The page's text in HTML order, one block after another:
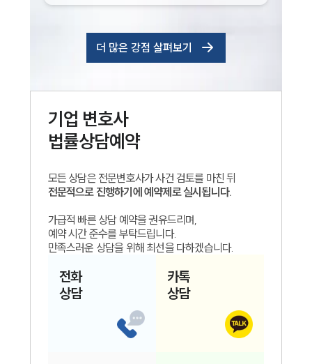
더 많은 강점 살펴보기
기업 변호사
법률상담예약
모든 상담은 전문변호사가 사건 검토를 마친 뒤
전문적으로 진행하기에 예약제로 실시됩니다.
가급적 빠른 상담 예약을 권유드리며,
예약 시간 준수를 부탁드립니다.
만족스러운 상담을 위해 최선을 다하겠습니다.
전화
상담
카톡
상담